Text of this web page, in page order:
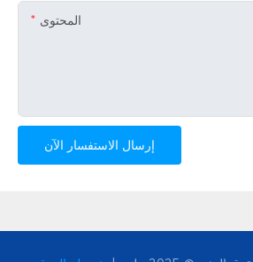
المحتوى
إرسال الاستفسار الآن